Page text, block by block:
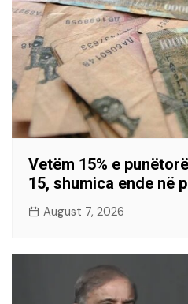
Vetëm 15% e
15, shumica ende në
August 7, 2026